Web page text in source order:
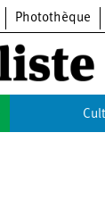
Photothèque